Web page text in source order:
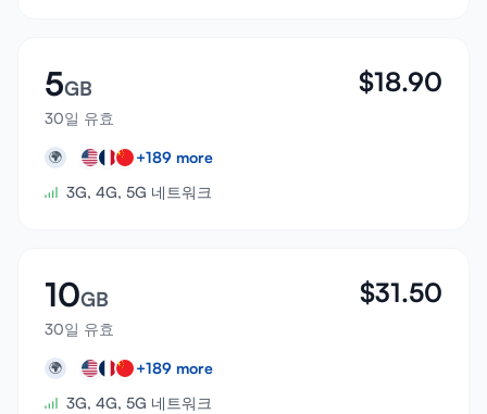
5GB
30일 유효
$18.90
🌍 +189 more
3G, 4G, 5G 네트워크
10GB
30일 유효
$31.50
🌍 +189 more
3G, 4G, 5G 네트워크